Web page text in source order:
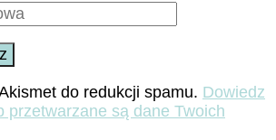
do redukcji spamu. Dowiedz
przetwarzane są dane Twoich